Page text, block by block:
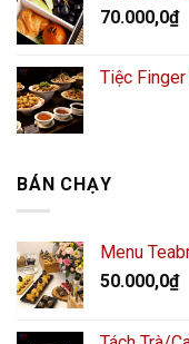
70.000,0₫
Tiệc
BÁN CHẠY
Menu
50.000,0₫